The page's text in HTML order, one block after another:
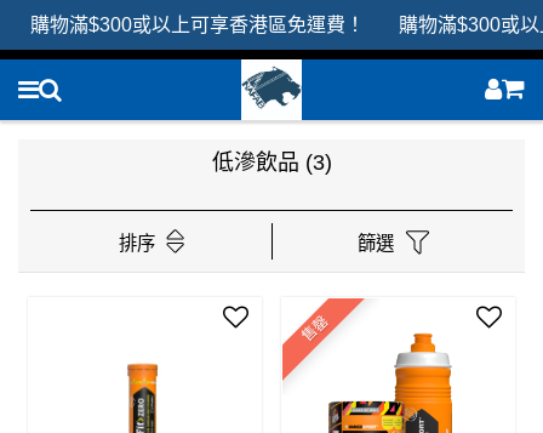
購物滿$300或以上可享香港區免運費！ 購物滿$300或以
低滲飲品 (3)
排序 篩選
售罄